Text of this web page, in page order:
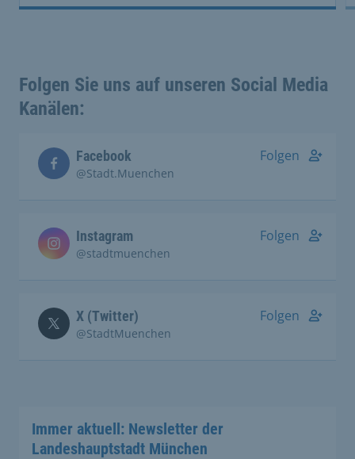
Folgen Sie uns auf unseren Social Media
Kanälen:
Facebook
@Stadt.Muenchen
Folgen
Instagram
@stadtmuenchen
Folgen
X (Twitter)
@StadtMuenchen
Folgen
Immer aktuell: Newsletter der
Landeshauptstadt München